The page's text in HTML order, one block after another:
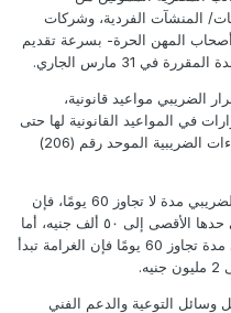
المنشآت الفردية، وشركات
المهن الحرة- بسرعة تقديم
في 31 مارس الجاري.
الضريبي مواعيد قانونية،
في المواعيد القانونية لها حتى
لا يتعرضوا للعقوبات الواردة بقانون الإجراءات الضريبية الموحد رقم (206)
أضافت أنه حال التأخر عن تقديم الإقرار الضريبي مدة لا تجاوز 60 يومًا، فإن
الغرامة حدها الأدنى 3000 جنيه وتصل في حدها الأقصى إلى ٥٠ ألف جنيه، أما
في حالة التأخر عن تقديم الإقرار الضريبي مدة تجاوز 60 يومًا فإن الغرامة تبدأ
التوعية والدعم الفني